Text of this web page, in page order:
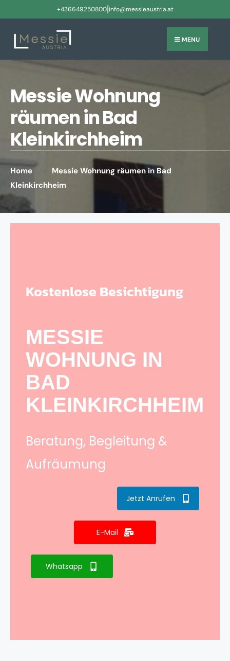
+436649250800|info@messieaustria.at
MENU
Messie Wohnung
räumen in Bad
Kleinkirchheim
Home
Messie Wohnung räumen in Bad
Kleinkirchheim
Kostenlose Besichtigung
MESSIE
WOHNUNG IN
BAD
KLEINKIRCHHEIM
Beratung, Begleitung &
Aufräumung
Jetzt Anrufen
E-Mail
Whatsapp